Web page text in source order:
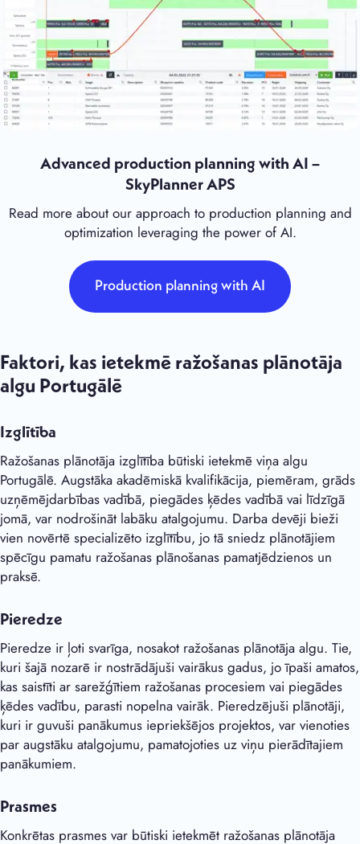
Advanced production planning with AI –
SkyPlanner APS
Read more about our approach to production planning and
optimization leveraging the power of AI.
Production planning with AI
Faktori, kas ietekmē ražošanas plānotāja
algu Portugālē
Izglītība
Ražošanas plānotāja izglītība būtiski ietekmē viņa algu
Portugālē. Augstāka akadēmiskā kvalifikācija, piemēram, grāds
uzņēmējdarbības vadībā, piegādes ķēdes vadībā vai līdzīgā
jomā, var nodrošināt labāku atalgojumu. Darba devēji bieži
vien novērtē specializēto izglītību, jo tā sniedz plānotājiem
spēcīgu pamatu ražošanas plānošanas pamatjēdzienos un
praksē.
Pieredze
Pieredze ir ļoti svarīga, nosakot ražošanas plānotāja algu. Tie,
kuri šajā nozarē ir nostrādājuši vairākus gadus, jo īpaši amatos,
kas saistīti ar sarežģītiem ražošanas procesiem vai piegādes
ķēdes vadību, parasti nopelna vairāk. Pieredzējuši plānotāji,
kuri ir guvuši panākumus iepriekšējos projektos, var vienoties
par augstāku atalgojumu, pamatojoties uz viņu pierādītajiem
panākumiem.
Prasmes
Konkrētas prasmes var būtiski ietekmēt ražošanas plānotāja